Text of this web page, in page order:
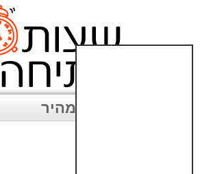
ניווט מהיר